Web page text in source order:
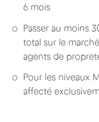
6 mois
Passer au moins
total sur le
agents de
Pour les niveaux
affecté